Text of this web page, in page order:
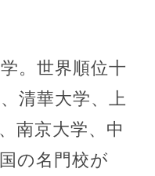
。世界順位十
清華大学、上
南京大学、中
の名門校が